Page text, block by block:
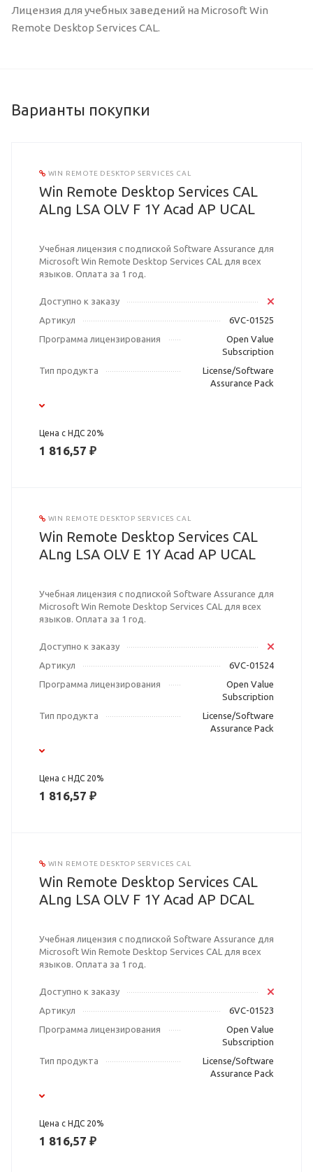
Лицензия для учебных заведений на Microsoft Win
Remote Desktop Services CAL.
Варианты покупки
WIN REMOTE DESKTOP SERVICES CAL
Win Remote Desktop Services CAL
ALng LSA OLV F 1Y Acad AP UCAL
Учебная лицензия с подпиской Software Assurance для
Microsoft Win Remote Desktop Services CAL для всех
языков. Оплата за 1 год.
Доступно к заказу
Артикул
6VC-01525
Программа лицензирования
Open Value
Subscription
Тип продукта
License/Software
Assurance Pack
Цена с НДС 20%
1 816,57 ₽
WIN REMOTE DESKTOP SERVICES CAL
Win Remote Desktop Services CAL
ALng LSA OLV E 1Y Acad AP UCAL
Учебная лицензия с подпиской Software Assurance для
Microsoft Win Remote Desktop Services CAL для всех
языков. Оплата за 1 год.
Доступно к заказу
Артикул
6VC-01524
Программа лицензирования
Open Value
Subscription
Тип продукта
License/Software
Assurance Pack
Цена с НДС 20%
1 816,57 ₽
WIN REMOTE DESKTOP SERVICES CAL
Win Remote Desktop Services CAL
ALng LSA OLV F 1Y Acad AP DCAL
Учебная лицензия с подпиской Software Assurance для
Microsoft Win Remote Desktop Services CAL для всех
языков. Оплата за 1 год.
Доступно к заказу
Артикул
6VC-01523
Программа лицензирования
Open Value
Subscription
Тип продукта
License/Software
Assurance Pack
Цена с НДС 20%
1 816,57 ₽